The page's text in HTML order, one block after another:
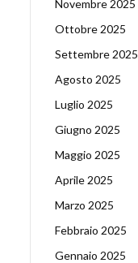
Novembre 2025
Ottobre 2025
Settembre 2025
Agosto 2025
Luglio 2025
Giugno 2025
Maggio 2025
Aprile 2025
Marzo 2025
Febbraio 2025
Gennaio 2025